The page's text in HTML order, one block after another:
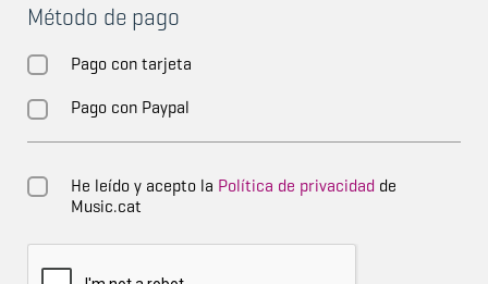
Método de pago
Pago con tarjeta
Pago con Paypal
He leído y acepto la Política de privacidadde
Music.cat